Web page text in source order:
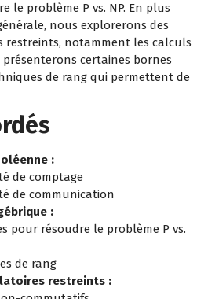
le problème P vs. NP. En plus
nous explorerons des
restreints, notamment les calculs
certaines bornes
de rang qui permettent de
:
de comptage
de communication
:
pour résoudre le problème P vs.
de rang
restreints :